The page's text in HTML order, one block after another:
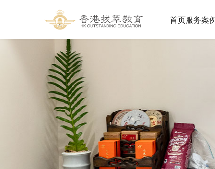
首页服务案